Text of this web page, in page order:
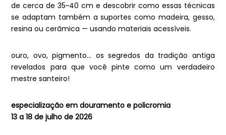
de cerca de 35~40 cm e descobrir como essas técnicas
se adaptam também a suportes como madeira, gesso,
resina ou cerâmica — usando materiais acessíveis.
ouro, ovo, pigmento… os segredos da tradição antiga
revelados para que você pinte como um verdadeiro
mestre santeiro!
especialização em douramento e policromia
13 a 18 de julho de 2026